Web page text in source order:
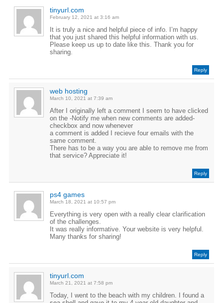
tinyurl.com
February 12, 2021 at 3:16 am
It is truly a nice and helpful piece of info. I’m happy
that you just shared this helpful information with us.
Please keep us up to date like this. Thank you for
sharing.
Reply
web hosting
March 10, 2021 at 7:39 am
After I originally left a comment I seem to have clicked
on the -Notify me when new comments are added-
checkbox and now whenever
a comment is added I recieve four emails with the
same comment.
There has to be a way you are able to remove me from
that service? Appreciate it!
Reply
ps4 games
March 18, 2021 at 10:57 pm
Everything is very open with a really clear clarification
of the challenges.
It was really informative. Your website is very helpful.
Many thanks for sharing!
Reply
tinyurl.com
March 21, 2021 at 7:58 pm
Today, I went to the beach with my children. I found a